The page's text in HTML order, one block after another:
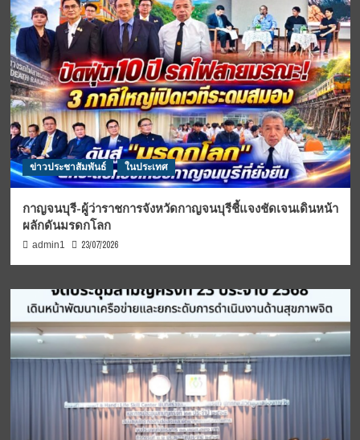
ข่าวประชาสัมพันธ์ ในประเทศ
กาญจนบุรี-ผู้ว่าราชการจังหวัดกาญจนบุรีชี้แจงชัดเจนเดินหน้า
ผลักดันมรดกโลก
admin1 23/07/2026